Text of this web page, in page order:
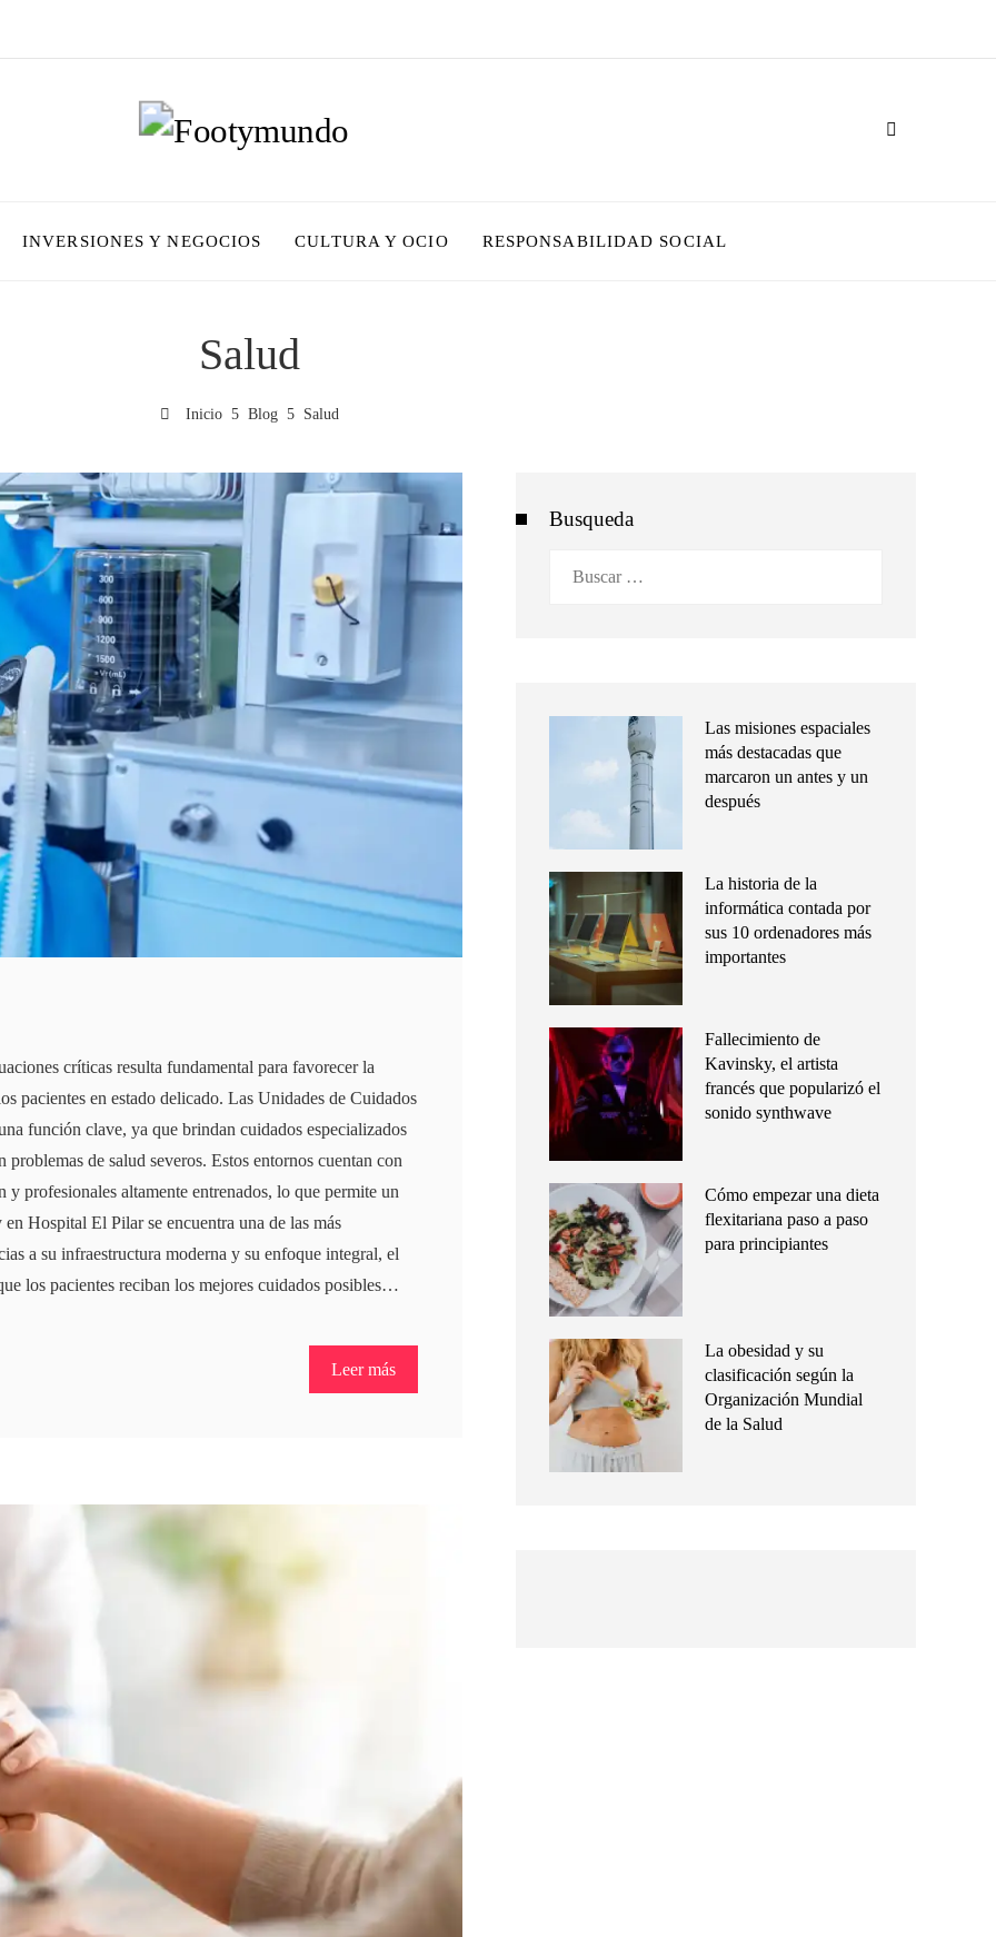
INVERSIONES Y NEGOCIOS CULTURA Y OCIO RESPONSABILIDAD SOCIAL
Salud
Inicio Blog Salud
críticas resulta fundamental para favorecer la
pacientes en estado delicado. Las Unidades de Cuidados
función clave, ya que brindan cuidados especializados
problemas de salud severos. Estos entornos cuentan con
y profesionales altamente entrenados, lo que permite un
Hospital El Pilar se encuentra una de las más
a su infraestructura moderna y su enfoque integral, el
los pacientes reciban los mejores cuidados posibles…
Leer más
Busqueda
Las misiones espaciales
más destacadas que
marcaron un antes y un
después
La historia de la
informática contada por
sus 10 ordenadores más
importantes
Fallecimiento de
Kavinsky, el artista
francés que popularizó el
sonido synthwave
Cómo empezar una dieta
flexitariana paso a paso
para principiantes
La obesidad y su
clasificación según la
Organización Mundial
de la Salud